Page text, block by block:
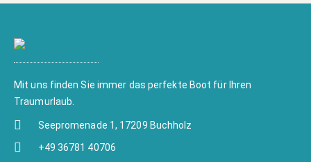
Mit uns finden Sie immer das perfekte Boot für Ihren
Traumurlaub.
Seepromenade 1, 17209 Buchholz
+49 36781 40706